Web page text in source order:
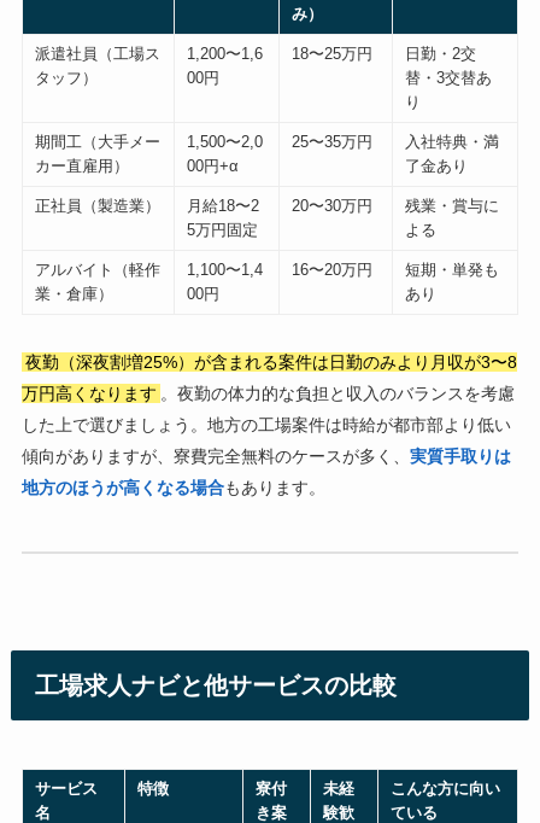
み）
派遣社員（工場ス
タッフ）
1,200〜1,6
00円
18〜25万円
日勤・2交
替・3交替あ
り
期間工（大手メー
カー直雇用）
1,500〜2,0
00円+α
25〜35万円
入社特典・満
了金あり
正社員（製造業）
月給18〜2
5万円固定
20〜30万円
残業・賞与に
よる
アルバイト（軽作
業・倉庫）
1,100〜1,4
00円
16〜20万円
短期・単発も
あり
夜勤（深夜割増25%）が含まれる案件は日勤のみより月収が3〜8
万円高くなります 。夜勤の体力的な負担と収入のバランスを考慮
した上で選びましょう。地方の工場案件は時給が都市部より低い
傾向がありますが、寮費完全無料のケースが多く、 実質手取りは
地方のほうが高くなる場合もあります。
工場求人ナビと他サービスの比較
サービス
名
特徴
寮付
き案
未経
験歓
こんな方に向い
ている